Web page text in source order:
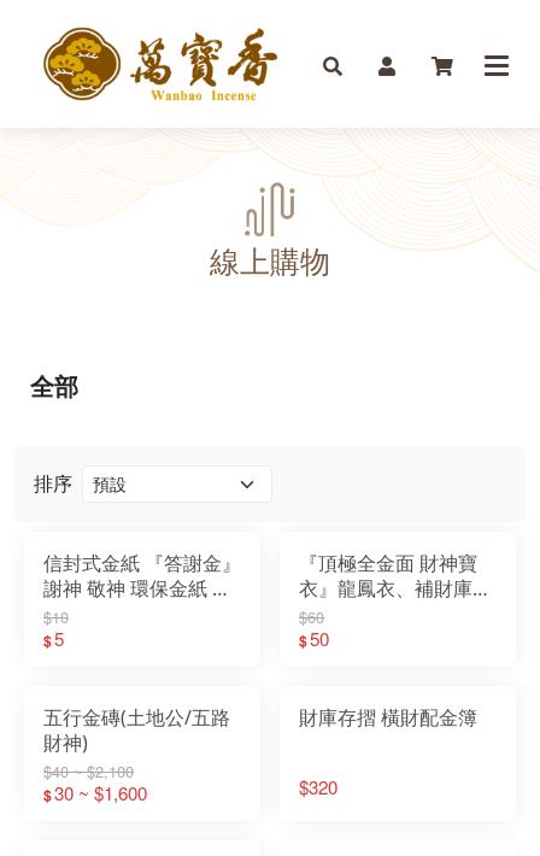
線上購物
排序
信封式金紙 『答謝金』
謝神 敬神 環保金紙 初
一 十五敬神 消災解厄
祈福
$10
$5
『頂極全金面 財神寶
衣』龍鳳衣、補財庫、
開運、求財、祈福
$60
$50
五行金磚(土地公/五路
財神)
$40 ~ $2,100
$30 ~ $1,600
財庫存摺 橫財配金簿
$320
全部